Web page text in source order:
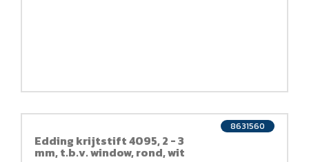
Edding krijtstift 4095, 2 - 3
mm, t.b.v. window, rond, wit
8631560